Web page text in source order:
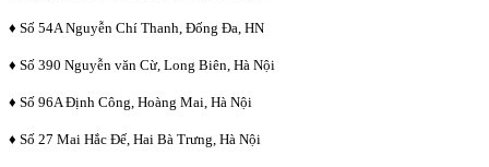
♦ Số 54A Nguyễn Chí Thanh, Đống Đa, HN
♦ Số 390 Nguyễn văn Cừ, Long Biên, Hà Nội
♦ Số 96A Định Công, Hoàng Mai, Hà Nội
♦ Số 27 Mai Hắc Đế, Hai Bà Trưng, Hà Nội